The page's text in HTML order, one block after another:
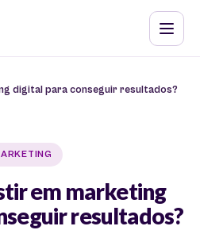
digital para conseguir resultados?
em marketing
resultados?